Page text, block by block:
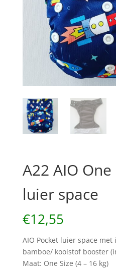
A22 AIO
luier space
€12,55
AIO Pocket luier space met
bamboe/ koolstof booster
Maat: One Size (4 – 16 kg)